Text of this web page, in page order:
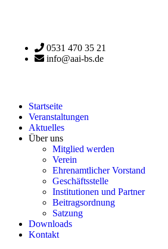
0531 470 35 21
info@aai-bs.de
Startseite
Veranstaltungen
Aktuelles
Über uns
Mitglied werden
Verein
Ehrenamtlicher Vorstand
Geschäftsstelle
Institutionen und Partner
Beitragsordnung
Satzung
Downloads
Kontakt